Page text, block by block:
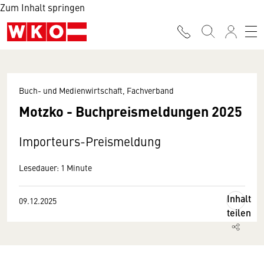
Zum Inhalt springen
Buch- und Medienwirtschaft, Fachverband
Motzko - Buchpreismeldungen 2025
Importeurs-Preismeldung
Lesedauer: 1 Minute
09.12.2025
Inhalt
teilen